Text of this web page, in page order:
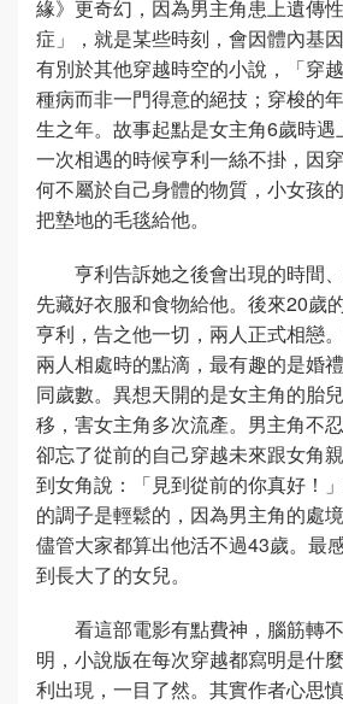
緣》更奇幻，因為男主角患上遺傳
症」，就是某些時刻，會因體內基
有別於其他穿越時空的小說，「穿
種病而非一門得意的絕技；穿梭的
生之年。故事起點是女主角6歲時
一次相遇的時候亨利一絲不掛，因
何不屬於自己身體的物質，小女孩
把墊地的毛毯給他。
亨利告訴她之後會出現的時間
先藏好衣服和食物給他。後來20歲
亨利，告之他一切，兩人正式相戀
兩人相處時的點滴，最有趣的是婚
同歲數。異想天開的是女主角的胎
移，害女主角多次流產。男主角不
卻忘了從前的自己穿越未來跟女角
到女角說：「見到從前的你真好！
的調子是輕鬆的，因為男主角的處
儘管大家都算出他活不過43歲。最
到長大了的女兒。
看這部電影有點費神，腦筋轉
明，小說版在每次穿越都寫明是什
利出現，一目了然。其實作者心思